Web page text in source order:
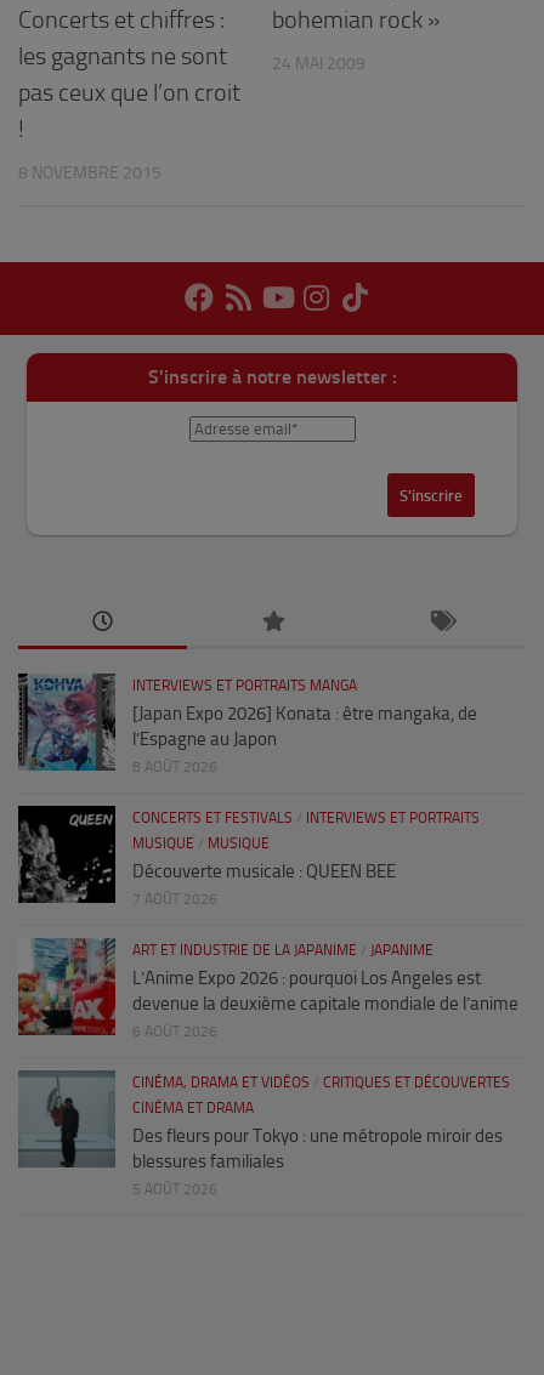
Concerts et chiffres :
les gagnants ne sont
pas ceux que l’on croit
!
8 NOVEMBRE 2015
bohemian rock »
24 MAI 2009
S'inscrire à notre newsletter :
INTERVIEWS ET PORTRAITS MANGA
[Japan Expo 2026] Konata : être mangaka, de
l’Espagne au Japon
8 AOÛT 2026
CONCERTS ET FESTIVALS /
INTERVIEWS ET PORTRAITS
MUSIQUE / MUSIQUE
Découverte musicale : QUEEN BEE
7 AOÛT 2026
ART ET INDUSTRIE DE LA JAPANIME / JAPANIME
L’Anime Expo 2026 : pourquoi Los Angeles est
devenue la deuxième capitale mondiale de l’anime
6 AOÛT 2026
CINÉMA, DRAMA ET VIDÉOS / CRITIQUES ET DÉCOUVERTES
CINÉMA ET DRAMA
Des fleurs pour Tokyo : une métropole miroir des
blessures familiales
5 AOÛT 2026